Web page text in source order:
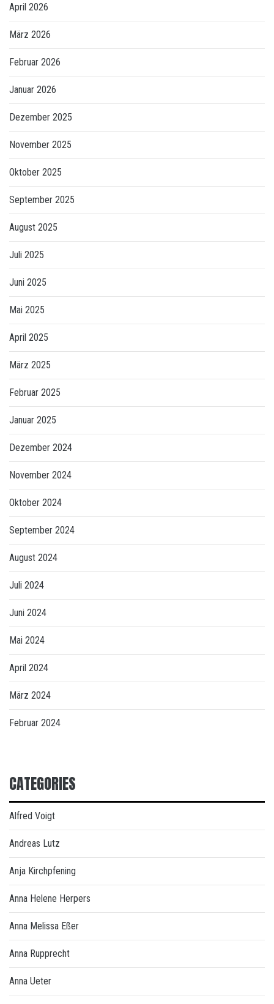
April 2026
März 2026
Februar 2026
Januar 2026
Dezember 2025
November 2025
Oktober 2025
September 2025
August 2025
Juli 2025
Juni 2025
Mai 2025
April 2025
März 2025
Februar 2025
Januar 2025
Dezember 2024
November 2024
Oktober 2024
September 2024
August 2024
Juli 2024
Juni 2024
Mai 2024
April 2024
März 2024
Februar 2024
CATEGORIES
Alfred Voigt
Andreas Lutz
Anja Kirchpfening
Anna Helene Herpers
Anna Melissa Eßer
Anna Rupprecht
Anna Ueter